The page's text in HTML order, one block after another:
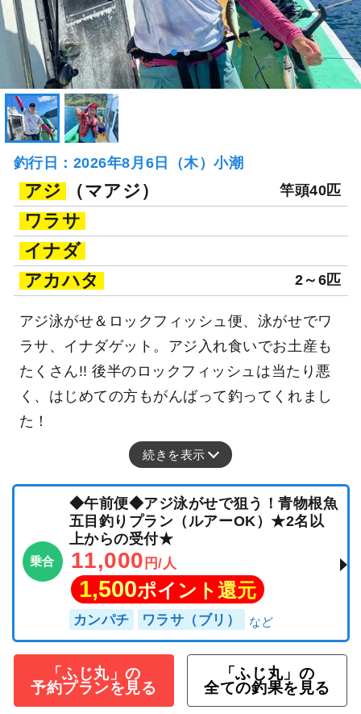
釣行日：2026年8月6日（木）小潮
アジ （マアジ） 竿頭40匹
ワラサ
イナダ
アカハタ
2～6匹
アジ泳がせ＆ロックフィッシュ便、泳がせでワ
ラサ、イナダゲット。アジ入れ食いでお土産も
たくさん!! 後半のロックフィッシュは当たり悪
く、はじめての方もがんばって釣ってくれまし
た！
続きを表示
乗合
◆午前便◆アジ泳がせで狙う！青物根魚
五目釣りプラン（ルアーOK）★2名以
上からの受付★
11,000 円/人
1,500ポイント還元
カンパチ ワラサ（ブリ）
「ふじ丸」の
予約プランを見る
「ふじ丸」の
全ての釣果を見る